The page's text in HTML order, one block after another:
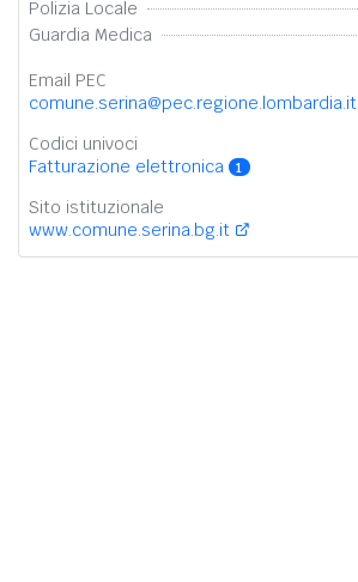
Polizia Locale
Guardia Medica
Email PEC
comune.serina@pec.regione.lombardia.it
Codici univoci
Fatturazione elettronica
1
Sito istituzionale
www.comune.serina.bg.it